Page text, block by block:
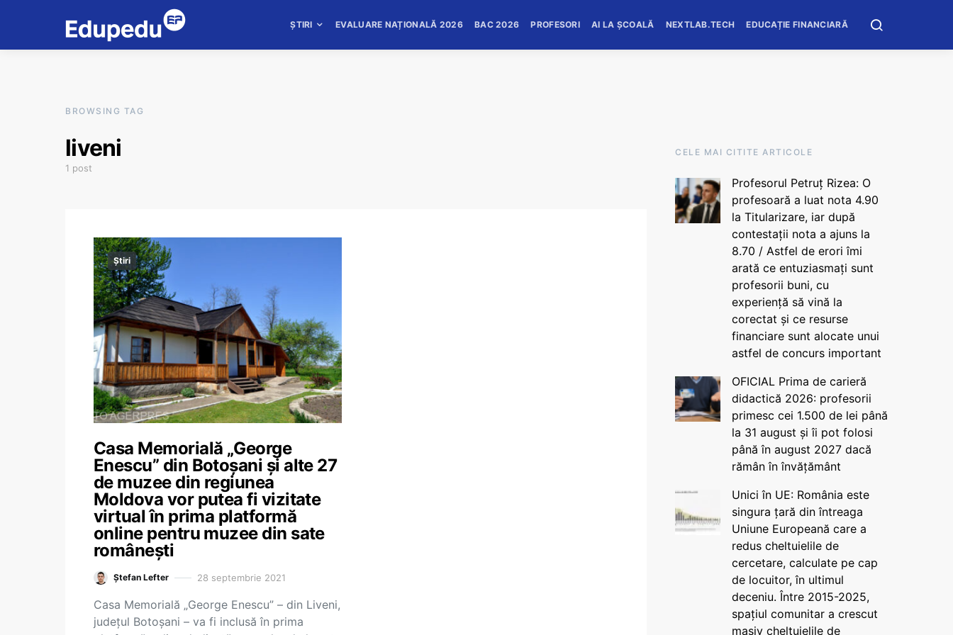
ȘTIRI EVALUARE NAȚIONALĂ 2026 BAC 2026 PROFESORI AI LA ȘCOALĂ NEXTLAB.TECH EDUCAȚIE FINANCIARĂ
BROWSING TAG
liveni
1 post
Știri
Casa Memorială „George
Enescu” din Botoșani și alte 27
de muzee din regiunea
Moldova vor putea fi vizitate
virtual în prima platformă
online pentru muzee din sate
românești
Ștefan Lefter 28 septembrie 2021
Casa Memorială „George Enescu” – din Liveni,
județul Botoşani – va fi inclusă în prima
CELE MAI CITITE ARTICOLE
Profesorul Petruț Rizea: O
profesoară a luat nota 4.90
la Titularizare, iar după
contestații nota a ajuns la
8.70 / Astfel de erori îmi
arată ce entuziasmați sunt
profesorii buni, cu
experiență să vină la
corectat și ce resurse
financiare sunt alocate unui
astfel de concurs important
OFICIAL Prima de carieră
didactică 2026: profesorii
primesc cei 1.500 de lei până
la 31 august și îi pot folosi
până în august 2027 dacă
rămân în învățământ
Unici în UE: România este
singura țară din întreaga
Uniune Europeană care a
redus cheltuielile de
cercetare, calculate pe cap
de locuitor, în ultimul
deceniu. Între 2015-2025,
spațiul comunitar a crescut
masiv cheltuielile de